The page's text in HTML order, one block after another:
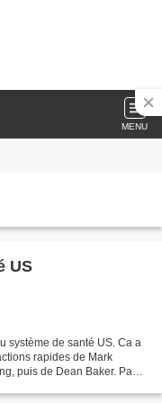
MENU
US
système de santé US. Ca a
rapides de Mark
puis de Dean Baker. Paul